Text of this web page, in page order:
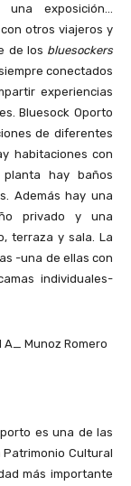
exposición…
otros viajeros y
de los bluesockers
conectados
experiencias
Bluesock Oporto
de diferentes
habitaciones con
hay baños
Además hay una
privado y una
terraza y sala. La
-una de ellas con
individuales-
es una de las
Cultural
más importante